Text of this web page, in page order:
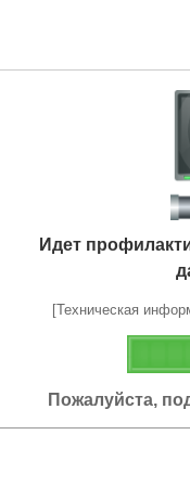
Идет
[Техническая
Пожалуйста,